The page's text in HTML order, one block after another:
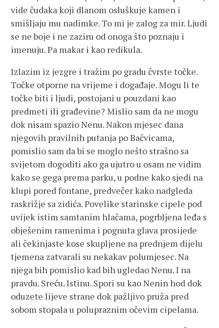
vide čudaka koji dlanom osluškuje kamen i
smišljaju mu nadimke. To mi je zalog za mir. Ljudi
se ne boje i ne zaziru od onoga što poznaju i
imenuju. Pa makar i kao redikula.
Izlazim iz jezgre i tražim po gradu čvrste točke.
Točke otporne na vrijeme i događaje. Mogu li te
točke biti i ljudi, postojani u pouzdani kao
predmeti ili građevine? Mislio sam da ne mogu
dok nisam spazio Nenu. Nakon mjesec dana
njegovih pravilnih putanja po Bačvicama,
pomislio sam da bi se moglo nešto strašno sa
svijetom dogoditi ako ga ujutro u osam ne vidim
kako se gega prema parku, u podne kako sjedi na
klupi pored fontane, predvečer kako nadgleda
raskrižje sa zidića. Povelike starinske cipele pod
uvijek istim samtanim hlačama, pogrbljena leđa s
obješenim ramenima i pognuta glava prosijede
ali čekinjaste kose skupljene na prednjem dijelu
tjemena zatvarali su nekakav polumjesec. Na
njega bih pomislio kad bih ugledao Nenu. I na
pravdu. Sreću. Istinu. Spori su kao Nenin hod dok
oduzete lijeve strane dok pažljivo pruža pred
sobom stopala u polupraznim očevim cipelama.